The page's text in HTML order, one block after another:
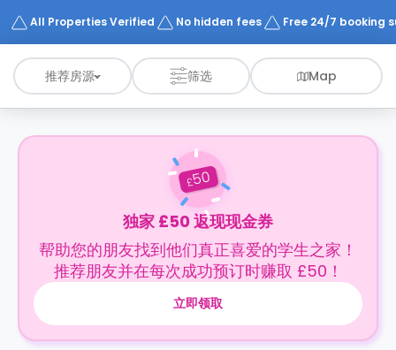
All Properties Verified No hidden fees Free 24/7 booking
推荐房源 筛选 Map
£50
独家 £50 返现现金券
帮助您的朋友找到他们真正喜爱的学生之家！
推荐朋友并在每次成功预订时赚取 £50！
立即领取